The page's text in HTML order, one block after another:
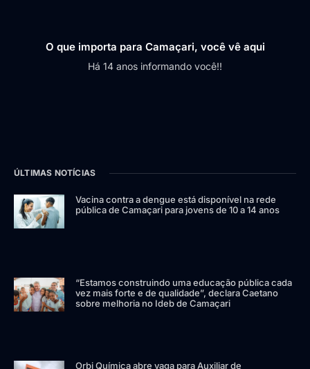
O que importa para Camaçari, você vê aqui
Há 14 anos informando você!!
ÚLTIMAS NOTÍCIAS
Vacina contra a dengue está disponível na rede
pública de Camaçari para jovens de 10 a 14 anos
“Estamos construindo uma educação pública cada
vez mais forte e de qualidade”, declara Caetano
sobre melhoria no Ideb de Camaçari
Orbi Química abre vaga para Auxiliar de